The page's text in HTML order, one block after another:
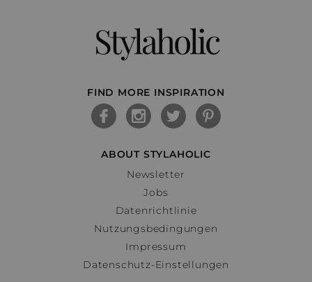
Stylaholic
FIND MORE INSPIRATION
ABOUT STYLAHOLIC
Newsletter
Jobs
Datenrichtlinie
Nutzungsbedingungen
Impressum
Datenschutz-Einstellungen